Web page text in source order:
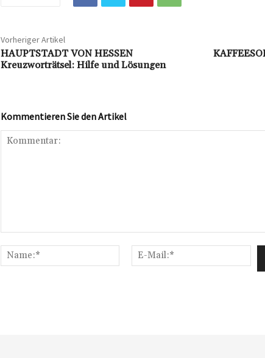
Vorheriger Artikel
HAUPTSTADT VON HESSEN
Kreuzworträtsel: Hilfe und Lösungen
Kommentieren Sie den Artikel
Name:*